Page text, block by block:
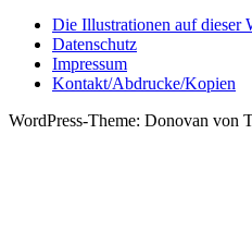
Die Illustrationen auf dieser
Datenschutz
Impressum
Kontakt/Abdrucke/Kopien
WordPress-Theme: Donovan von